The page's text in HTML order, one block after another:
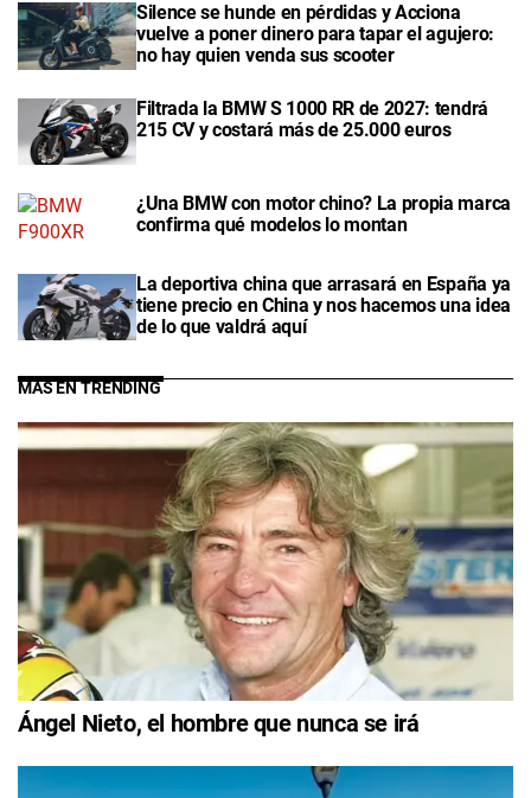
Silence se hunde en pérdidas y Acciona
vuelve a poner dinero para tapar el agujero:
no hay quien venda sus scooter
Filtrada la BMW S 1000 RR de 2027: tendrá
215 CV y costará más de 25.000 euros
¿Una BMW con motor chino? La propia marca
confirma qué modelos lo montan
La deportiva china que arrasará en España ya
tiene precio en China y nos hacemos una idea
de lo que valdrá aquí
MÁS EN TRENDING
Ángel Nieto, el hombre que nunca se irá